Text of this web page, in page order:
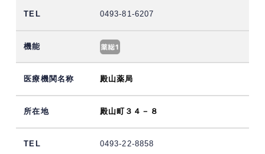
0493-81-6207
殿山薬局
殿山町３４－８
0493-22-8858